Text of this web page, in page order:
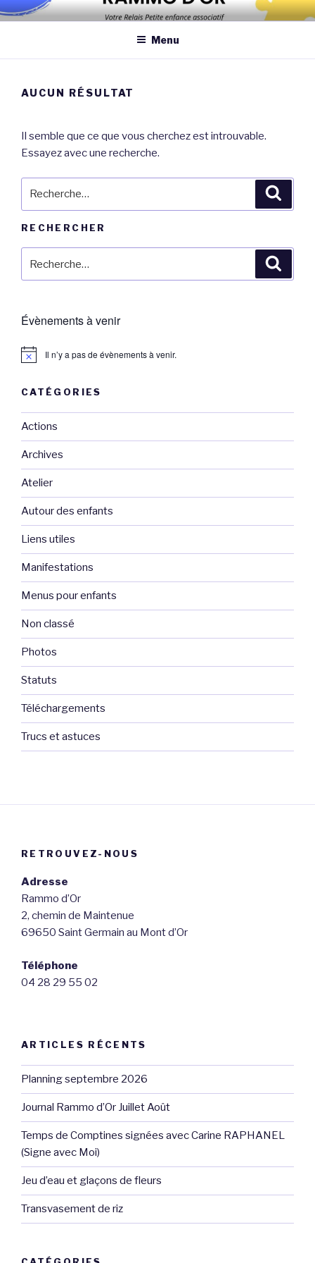
Aller
au
principal
Association qui a pour objectif d’améliorer les conditions et la
assistantes maternelles et/ou au domicile des parents
Menu
AUCUN RÉSULTAT
Il semble que ce que vous cherchez est introuvable.
Essayez avec une recherche.
RECHERCHER
pour
Évènements à venir
Il n’y a pas de évènements à venir.
CATÉGORIES
Actions
Archives
Atelier
Autour des enfants
Liens utiles
Manifestations
Menus pour enfants
Non classé
Photos
Statuts
Téléchargements
Trucs et astuces
RETROUVEZ-NOUS
Adresse
Rammo d’Or
2, chemin de Maintenue
69650 Saint Germain au Mont d’Or
Téléphone
04 28 29 55 02
ARTICLES RÉCENTS
Planning septembre 2026
Journal Rammo d’Or Juillet Août
Temps de Comptines signées avec Carine RAPHANEL
(Signe avec Moi)
Jeu d’eau et glaçons de fleurs
Transvasement de riz